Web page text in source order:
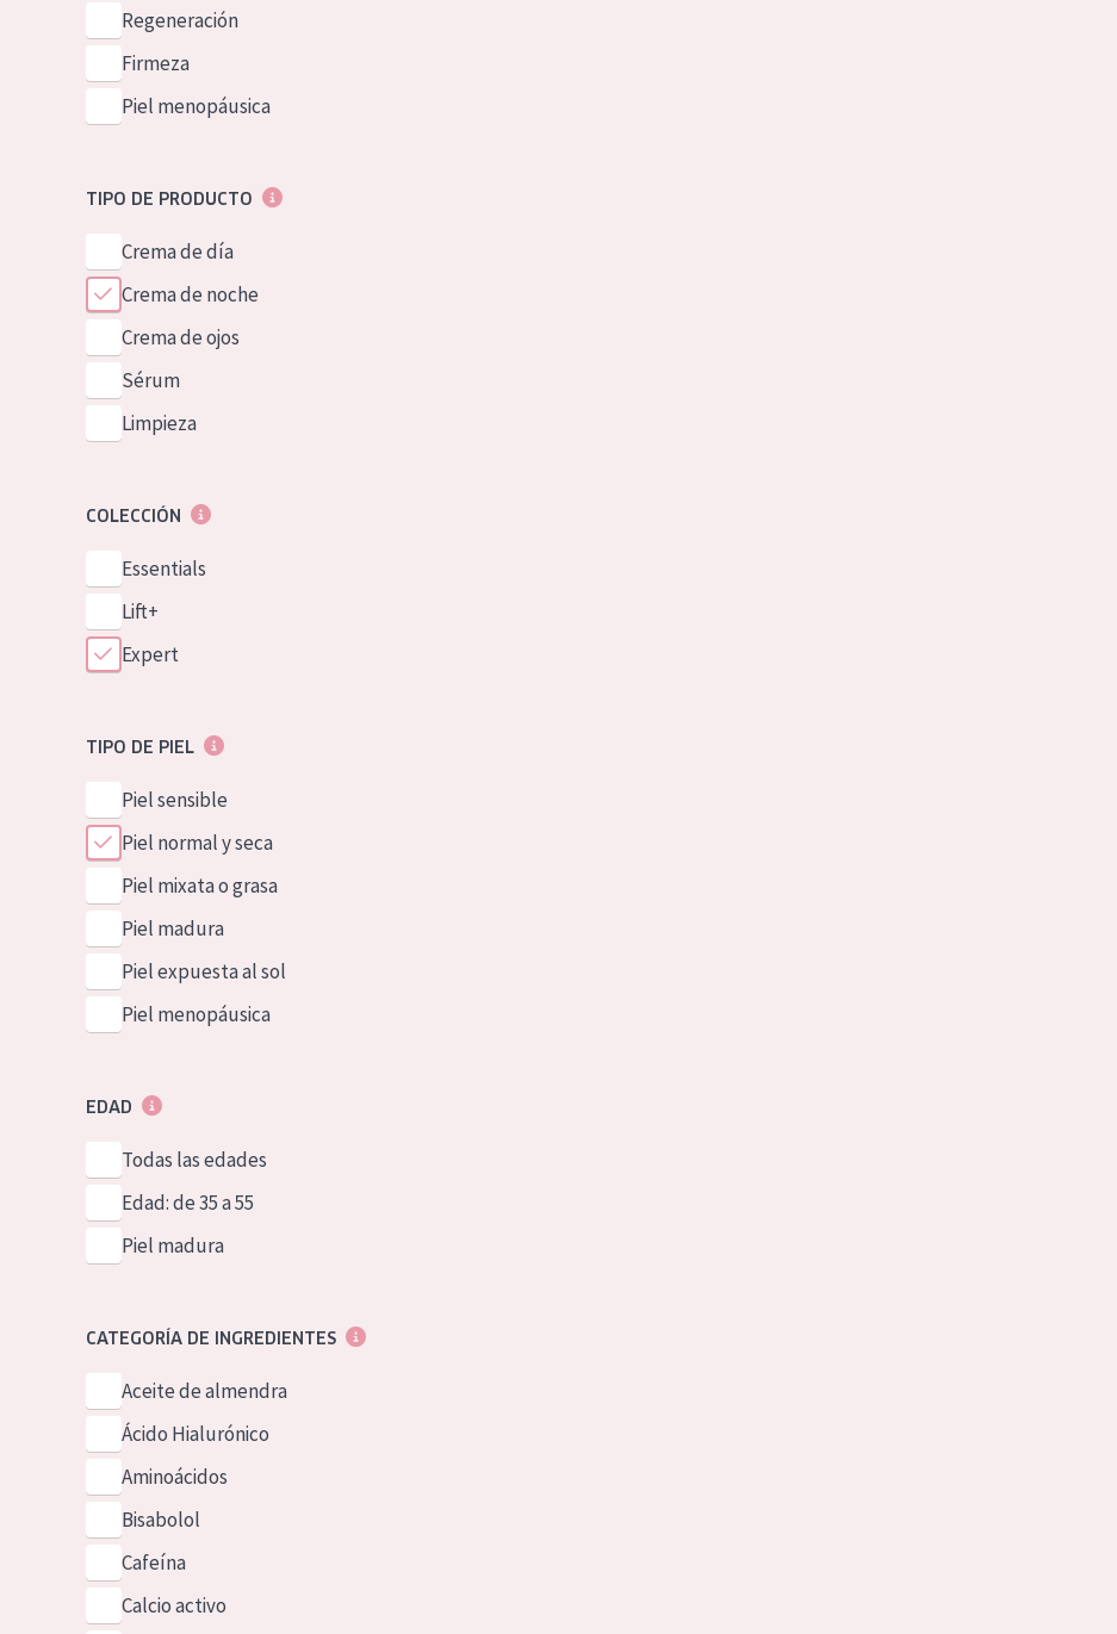
German
Spanish
Greek
Regeneración
Firmeza
Piel menopáusica
TIPO DE PRODUCTO
Crema de día
Crema de noche
Crema de ojos
Sérum
Limpieza
COLECCIÓN
Essentials
Lift+
Expert
TIPO DE PIEL
Piel sensible
Piel normal y seca
Piel mixata o grasa
Piel madura
Piel expuesta al sol
Piel menopáusica
EDAD
Todas las edades
Edad: de 35 a 55
Piel madura
CATEGORÍA DE INGREDIENTES
Aceite de almendra
Ácido Hialurónico
Aminoácidos
Bisabolol
Cafeína
Calcio activo